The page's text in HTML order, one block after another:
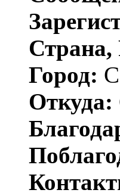
Страна,
Город:
Откуда: